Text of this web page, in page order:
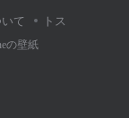
て トス
の壁紙